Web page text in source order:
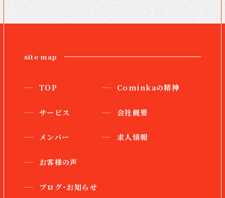
site map
TOP
サービス
メンバー
お客様の声
ブログ・お知らせ
Cominkaの精神
会社概要
求人情報